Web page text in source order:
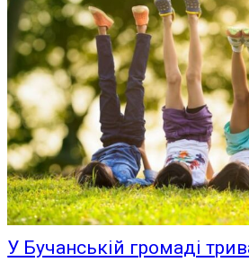
У Бучанській громаді